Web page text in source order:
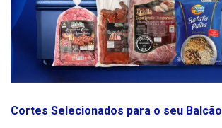
Cortes Selecionados para o seu Balcão